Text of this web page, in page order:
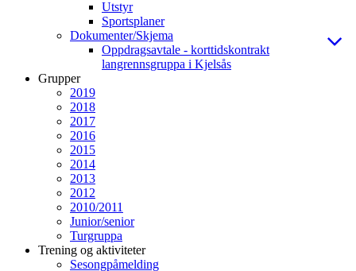
Utstyr
Sportsplaner
Dokumenter/Skjema
Oppdragsavtale - korttidskontrakt
langrennsgruppa i Kjelsås
Grupper
2019
2018
2017
2016
2015
2014
2013
2012
2010/2011
Junior/senior
Turgruppa
Trening og aktiviteter
Sesongpåmelding